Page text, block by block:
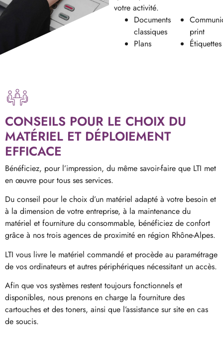
votre activité.
Documents
classiques
Plans
print
Étiquettes
CONSEILS POUR LE CHOIX DU
MATÉRIEL ET DÉPLOIEMENT
EFFICACE
Bénéficiez, pour l’impression, du même savoir-faire que LTI met
en œuvre pour tous ses services.
Du conseil pour le choix d’un matériel adapté à votre besoin et
à la dimension de votre entreprise, à la maintenance du
matériel et fourniture du consommable, bénéficiez de confort
grâce à nos trois agences de proximité en région Rhône-Alpes.
LTI vous livre le matériel commandé et procède au paramétrage
de vos ordinateurs et autres périphériques nécessitant un accès.
Afin que vos systèmes restent toujours fonctionnels et
disponibles, nous prenons en charge la fourniture des
cartouches et des toners, ainsi que l’assistance sur site en cas
de soucis.